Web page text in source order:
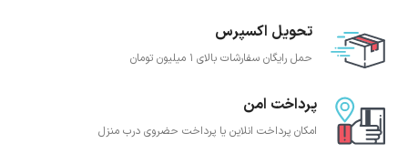
تحویل اکسپرس
حمل رایگان سفارشات بالای 1 میلیون تومان
پرداخت امن
امکان پرداخت انلاین یا پرداخت حضروی درب منزل